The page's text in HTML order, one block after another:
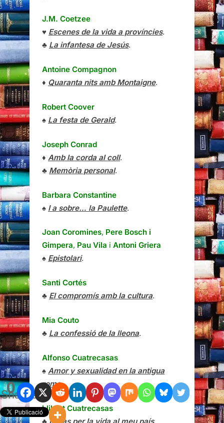
0
Shares
J.M. Coetzee
♥ Escenes de la vida a províncies.
♣ La infantesa de Jesús.
Antoine Compagnon
♦ Quaranta nits amb Montaigne.
Robert Coover
♠ La festa de Gerald.
Joseph Conrad
♦ Amb la corda al coll.
♣ Memòria personal.
Barbara Constantine
♠ I a sobre… la Paulette.
Joan Coromines, Pere Bosch i
Gimpera, Pau Vila i Antoni Griera
♠ Epistolari.
Santi Cortés
♣ El compromís amb la cultura.
Mia Couto
♣ La confessió de la lleona.
Alfonso Cuatrecasas
♠ Amor y sexualidad en la antigua
roma.
Llibert Cuatrecasas
♣ El pas per la vida al meu país.